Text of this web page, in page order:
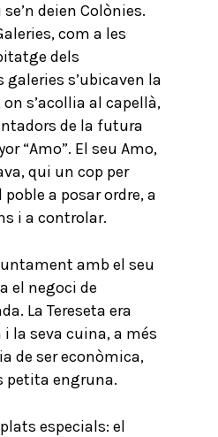
deien Colònies.
com a les
dels
galeries s’ubicaven la
s’acollia al capellà,
de la futura
“Amo”. El seu Amo,
qui un cop per
a posar ordre, a
i a controlar.
amb el seu
el negoci de
La Tereseta era
la seva cuina, a més
de ser econòmica,
petita engruna.
especials: el